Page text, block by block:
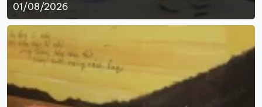
01/08/2026